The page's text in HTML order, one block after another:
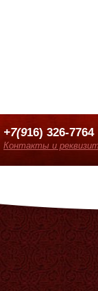
+7(916) 326-7764
Контакты и